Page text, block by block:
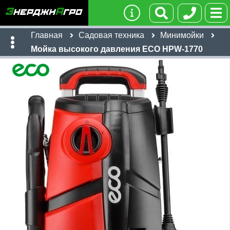
Главная Садовая техника
Минимойки
Мойка высокого давления ECO HPW-1770
15,252
Телефон
Ссылка *:
Я даю согласие наобработку персональных данных
Отправить